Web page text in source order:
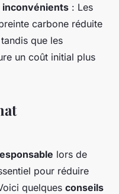
inconvénients : Les
carbone réduite
que les
un coût initial plus
lors de
pour réduire
quelques conseils